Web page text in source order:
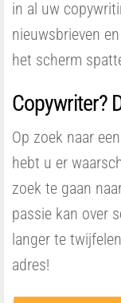
in al uw
nieuwsbrieven
het scherm
Copywriter?
Op zoek naar
hebt u er
zoek te gaan
passie kan over
langer te
adres!